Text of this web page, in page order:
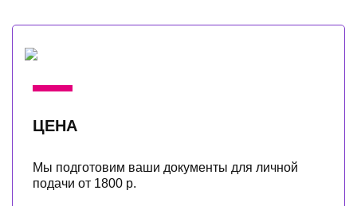
ЦЕНА
Мы подготовим ваши документы для личной
подачи от 1800 р.